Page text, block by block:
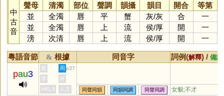
中
古
音
聲母 清濁 部位 聲調 韻攝 韻目 開合
等第
並
全濁 唇 平 蟹 灰/灰 合
一
並
全濁 唇 上 流 侯/厚 開
一
滂
次清 唇 上 流 侯/厚 開 一
粵語音節 & 根據 同音字 詞例(解釋) / 備註
pau3
黃 周 p37
李
何
HKLS
人文 同聲同韻 同韻同調 同聲同調 女貌;不才